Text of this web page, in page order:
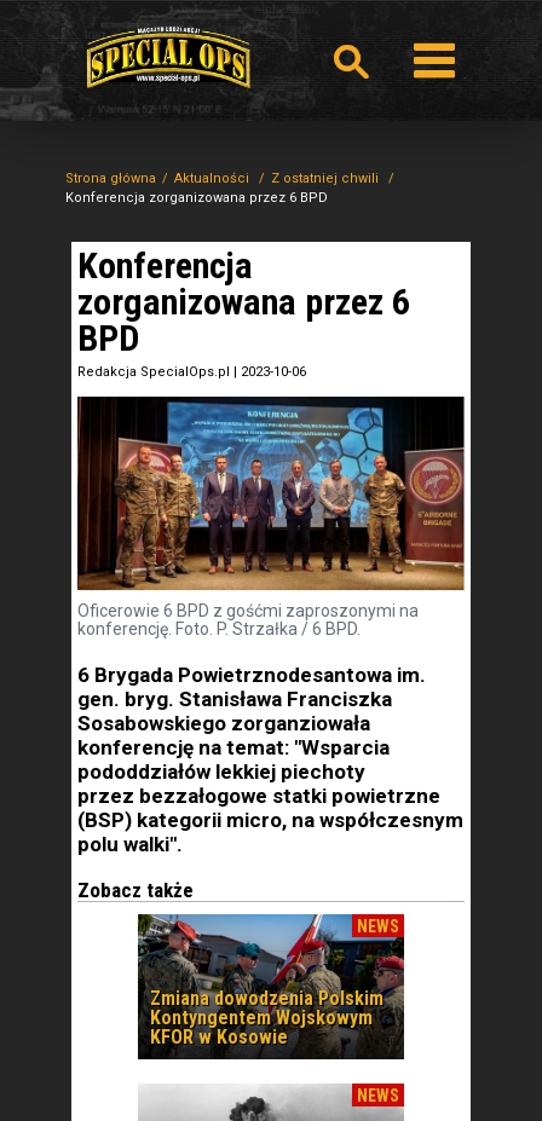
Strona główna Aktualności
Z ostatniej chwili
Konferencja zorganizowana przez 6 BPD
Konferencja
zorganizowana przez 6
BPD
Redakcja SpecialOps.pl | 2023-10-06
Oficerowie 6 BPD z gośćmi zaproszonymi na
konferencję. Foto. P. Strzałka / 6 BPD.
6 Brygada Powietrznodesantowa im.
gen. bryg. Stanisława Franciszka
Sosabowskiego zorganziowała
konferencję na temat: "Wsparcia
pododdziałów lekkiej piechoty
przez bezzałogowe statki powietrzne
(BSP) kategorii micro, na współczesnym
polu walki".
Zobacz także
NEWS
Zmiana dowodzenia Polskim
Kontyngentem Wojskowym
KFOR w Kosowie
NEWS